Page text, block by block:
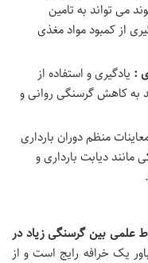
می تواند به تامین
از کمبود مواد مغذی
: یادگیری و استفاده از
به کاهش گرسنگی روانی و
منظم دوران بارداری
دیابت بارداری و
علمی بین گرسنگی زیاد در
یک خرافه رایج است و از